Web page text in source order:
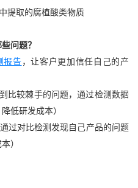
提取的腐植酸类物质
问题？
报告，让客户更加信任自己的产
比较棘手的问题，通过检测数据
低研发成本）
过对比检测发现自己产品的问题
）